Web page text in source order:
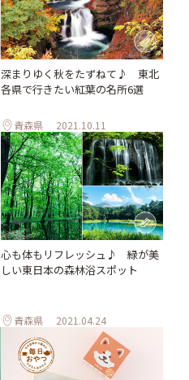
深まりゆく秋をたずねて♪ 東北
各県で行きたい紅葉の名所6選
青森県 2021.10.11
心も体もリフレッシュ♪ 緑が美
しい東日本の森林浴スポット
青森県 2021.04.24